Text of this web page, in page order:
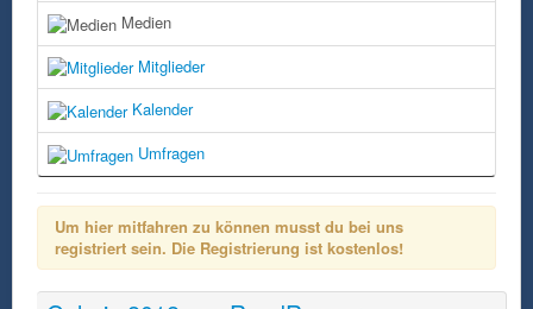
Medien
Mitglieder
Kalender
Umfragen
Um hier mitfahren zu können musst du bei uns
registriert sein. Die Registrierung ist kostenlos!